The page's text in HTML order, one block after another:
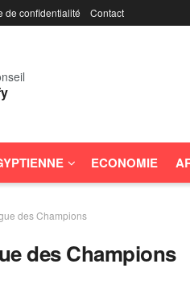
de confidentialité Contact
ECONOMIE
des Champions
des Champions